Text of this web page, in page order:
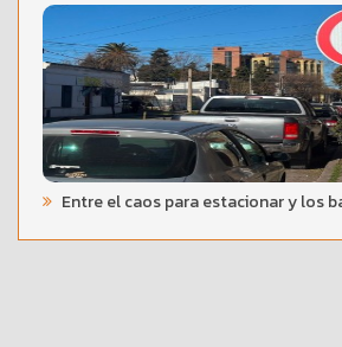
Entre el caos para estacionar y los